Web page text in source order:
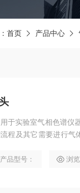
首页 产品中心
于实验室气相色谱仪
程及其它需要进行气
产品型号： 浏